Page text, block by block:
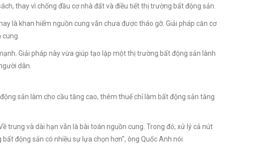
thay vì chống đầu cơ nhà đất và điều tiết thị trường bất động sản.
là khan hiếm nguồn cung vẫn chưa được tháo gỡ. Giải pháp căn cơ
cung.
Giải pháp này vừa giúp tạo lập một thị trường bất động sản lành
dân.
sản làm cho cầu tăng cao, thêm thuế chỉ làm bất động sản tăng
trung và dài hạn vẫn là bài toán nguồn cung. Trong đó, xử lý cả nút
động sản có nhiều sự lựa chọn hơn", ông Quốc Anh nói.